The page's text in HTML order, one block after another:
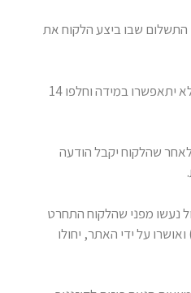
שבו ביצע הלקוח את
החזר, שינוי או ביטול הזמנה לא יתאפשרו במידה וחלפו 14
שהלקוח יקבל הודעה
נעשו מפני שהלקוח התחרט
על ידי האתר, יחולו